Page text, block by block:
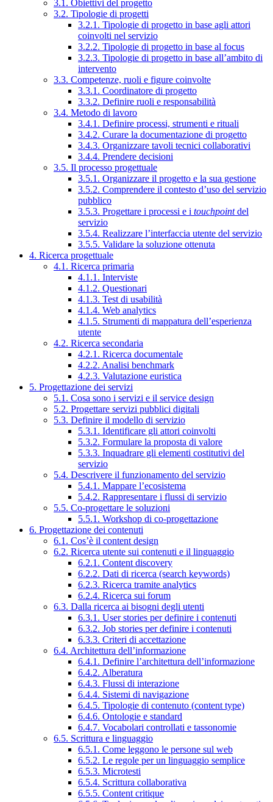
3.1. Obiettivi del progetto
3.2. Tipologie di progetti
3.2.1. Tipologie di progetto in base agli attori
coinvolti nel servizio
3.2.2. Tipologie di progetto in base al focus
3.2.3. Tipologie di progetto in base all’ambito di
intervento
3.3. Competenze, ruoli e figure coinvolte
3.3.1. Coordinatore di progetto
3.3.2. Definire ruoli e responsabilità
3.4. Metodo di lavoro
3.4.1. Definire processi, strumenti e rituali
3.4.2. Curare la documentazione di progetto
3.4.3. Organizzare tavoli tecnici collaborativi
3.4.4. Prendere decisioni
3.5. Il processo progettuale
3.5.1. Organizzare il progetto e la sua gestione
3.5.2. Comprendere il contesto d’uso del servizio
pubblico
3.5.3. Progettare i processi e i touchpointdel
servizio
3.5.4. Realizzare l’interfaccia utente del servizio
3.5.5. Validare la soluzione ottenuta
4. Ricerca progettuale
4.1. Ricerca primaria
4.1.1. Interviste
4.1.2. Questionari
4.1.3. Test di usabilità
4.1.4. Web analytics
4.1.5. Strumenti di mappatura dell’esperienza
utente
4.2. Ricerca secondaria
4.2.1. Ricerca documentale
4.2.2. Analisi benchmark
4.2.3. Valutazione euristica
5. Progettazione dei servizi
5.1. Cosa sono i servizi e il service design
5.2. Progettare servizi pubblici digitali
5.3. Definire il modello di servizio
5.3.1. Identificare gli attori coinvolti
5.3.2. Formulare la proposta di valore
5.3.3. Inquadrare gli elementi costitutivi del
servizio
5.4. Descrivere il funzionamento del servizio
5.4.1. Mappare l’ecosistema
5.4.2. Rappresentare i flussi di servizio
5.5. Co-progettare le soluzioni
5.5.1. Workshop di co-progettazione
6. Progettazione dei contenuti
6.1. Cos’è il content design
6.2. Ricerca utente sui contenuti e il linguaggio
6.2.1. Content discovery
6.2.2. Dati di ricerca (search keywords)
6.2.3. Ricerca tramite analytics
6.2.4. Ricerca sui forum
6.3. Dalla ricerca ai bisogni degli utenti
6.3.1. User stories per definire i contenuti
6.3.2. Job stories per definire i contenuti
6.3.3. Criteri di accettazione
6.4. Architettura dell’informazione
6.4.1. Definire l’architettura dell’informazione
6.4.2. Alberatura
6.4.3. Flussi di interazione
6.4.4. Sistemi di navigazione
6.4.5. Tipologie di contenuto (content type)
6.4.6. Ontologie e standard
6.4.7. Vocabolari controllati e tassonomie
6.5. Scrittura e linguaggio
6.5.1. Come leggono le persone sul web
6.5.2. Le regole per un linguaggio semplice
6.5.3. Microtesti
6.5.4. Scrittura collaborativa
6.5.5. Content critique